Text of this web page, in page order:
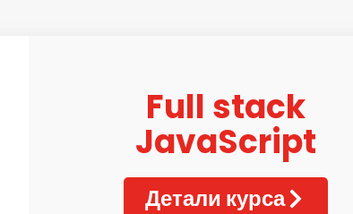
Full stack
JavaScript
Детали курса